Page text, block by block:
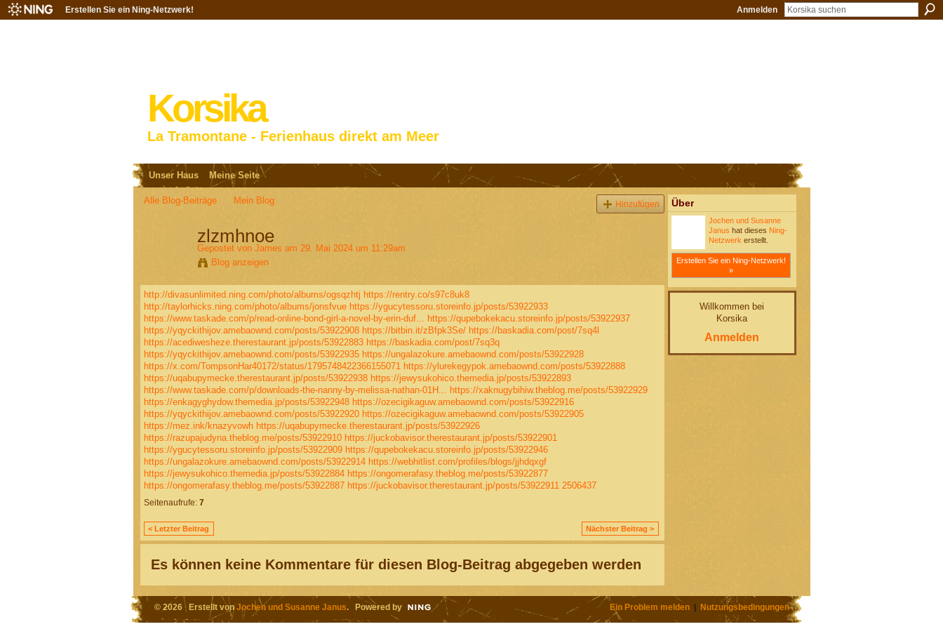
Erstellen Sie ein Ning-Netzwerk! Anmelden
Korsika
La Tramontane - Ferienhaus direkt am Meer
Unser Haus Meine Seite
Alle Blog-Beiträge Mein Blog Hinzufügen
zlzmhnoe
Gepostet von James am 29. Mai 2024 um 11:29am
Blog anzeigen
http://divasunlimited.ning.com/photo/albums/ogsqzhtj https://rentry.co/s97c8uk8
http://taylorhicks.ning.com/photo/albums/jonsfvue https://ygucytessoru.storeinfo.jp/posts/53922933
https://www.taskade.com/p/read-online-bond-girl-a-novel-by-erin-duf...
https://qupebokekacu.storeinfo.jp/posts/53922937
https://yqyckithijov.amebaownd.com/posts/53922908 https://bitbin.it/zBfpk3Se/ https://baskadia.com/post/7sq4l
https://acediwesheze.therestaurant.jp/posts/53922883 https://baskadia.com/post/7sq3q
https://yqyckithijov.amebaownd.com/posts/53922935 https://ungalazokure.amebaownd.com/posts/53922928
https://x.com/TompsonHar40172/status/1795748422366155071 https://ylurekegypok.amebaownd.com/posts/53922888
https://uqabupymecke.therestaurant.jp/posts/53922938 https://jewysukohico.themedia.jp/posts/53922893
https://www.taskade.com/p/downloads-the-nanny-by-melissa-nathan-01H...
https://xaknugybihiw.theblog.me/posts/53922929
https://enkagyghydow.themedia.jp/posts/53922948 https://ozecigikaguw.amebaownd.com/posts/53922916
https://yqyckithijov.amebaownd.com/posts/53922920 https://ozecigikaguw.amebaownd.com/posts/53922905
https://mez.ink/knazyvowh https://uqabupymecke.therestaurant.jp/posts/53922926
https://razupajudyna.theblog.me/posts/53922910 https://juckobavisor.therestaurant.jp/posts/53922901
https://ygucytessoru.storeinfo.jp/posts/53922909 https://qupebokekacu.storeinfo.jp/posts/53922946
https://ungalazokure.amebaownd.com/posts/53922914 https://webhitlist.com/profiles/blogs/jjhdqxgf
https://jewysukohico.themedia.jp/posts/53922884 https://ongomerafasy.theblog.me/posts/53922877
https://ongomerafasy.theblog.me/posts/53922887 https://juckobavisor.therestaurant.jp/posts/53922911 2506437
Seitenaufrufe: 7
< Letzter Beitrag Nächster Beitrag >
Es können keine Kommentare für diesen Blog-Beitrag abgegeben werden
Über
Jochen und Susanne
Janus hat dieses Ning-
Netzwerk erstellt.
Erstellen Sie ein Ning-Netzwerk!
»
Willkommen bei
Korsika
Anmelden
© 2026 Erstellt vonJochen und Susanne Janus. Powered by Ein Problem melden| Nutzungsbedingungen